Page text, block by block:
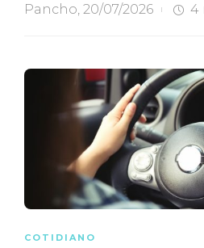
Pancho, 20/07/2026 4
COTIDIANO